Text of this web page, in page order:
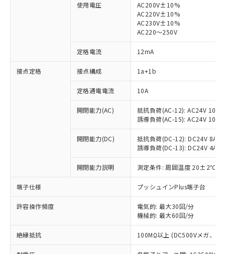
使用電圧
AC200V±10%
AC220V±10%
AC230V±10%
AC220～250V
定格電流 12mA
接点定格 接点構成 1a+1b
定格通電電流 10A
開閉能力(AC)
抵抗負荷(AC-12): AC24V 10A/
誘導負荷(AC-15): AC24V
開閉能力(DC)
抵抗負荷(DC-12): DC24V 8A/
誘導負荷(DC-13): DC24V 4A/
開閉能力説明 測定条件: 周囲温度 20±2℃、
端子仕様 プッシュインPlus端子台
許容操作頻度
電気的: 最大30回/分
機械的: 最大60回/分
絶縁抵抗 100MΩ以上 (DC500Vメガ、点
ご利用条件
以下の条件をお読みいただき、同意のうえ
ご利用ください。
本サービスは、当社制御機器事業取扱
商品の当社在庫状況および標準価格
(税抜)を提供させていただくもので
当社制御機器事業取扱商品の中には、
本サービスの対象外となる商品もある
※1 対応状況
対応済み：EU RoHS指令（10物質）の
非含有に対応した製品が提供可能な商品で
対応予定：EU RoHS指令（10物質）の非含
有に対応した製品に切り替える予定のある
対応予定なし：EU RoHS指令（10物質）の
非含有に非対応の商品で、対応品を出す予
調査・確認中：EU RoHS指令（10物質）の
非含有の対応状況を調査中または確認中の
商品です。
非該当品：ライセンス料など無形物で、有
害物質有無と関係のない商品です。
仕入先様の事情により、非含有部品として
いたものが、含有品と判明した場合などや
「○」：最大均質材料含有率が中国RoHSの
基準値以下であることを示します。
「×」：最大均質材料含有率が中国RoHSの
基準値を超えていることを示します。
当社は、これら貴社製品のうち、外国